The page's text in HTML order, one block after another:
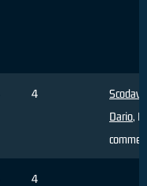
4
Dario,
4